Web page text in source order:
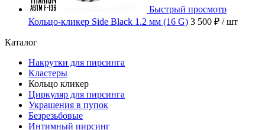
Быстрый просмотр
Кольцо-кликер Side Black 1.2 мм (16 G) 3 500 ₽ / шт
Каталог
Накрутки для пирсинга
Кластеры
Кольцо кликер
Циркуляр для пирсинга
Украшения в пупок
Безрезьбовые
Интимный пирсинг